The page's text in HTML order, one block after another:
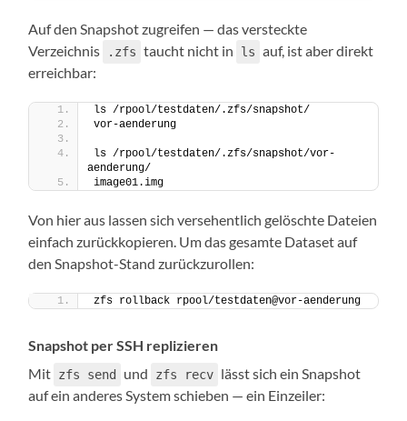
Auf den Snapshot zugreifen — das versteckte
Verzeichnis
.zfs taucht nicht in ls auf, ist aber direkt
erreichbar:
ls /rpool/testdaten/.zfs/snapshot/
vor-aenderung
ls /rpool/testdaten/.zfs/snapshot/vor-
aenderung/
image01.img
Von hier aus lassen sich versehentlich gelöschte Dateien
einfach zurückkopieren. Um das gesamte Dataset auf
den Snapshot-Stand zurückzurollen:
zfs rollback rpool/testdaten@vor-aenderung
Snapshot per SSH replizieren
Mit zfs send und zfs recv lässt sich ein Snapshot
auf ein anderes System schieben — ein Einzeiler: